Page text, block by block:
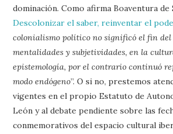
dominación. Como afirma Boaventura de
Descolonizar el saber, reinventar el
colonialismo político no significó el fin
mentalidades y subjetividades, en la
epistemología, por el contrario continuó
modo endógeno”. O si no, prestemos
vigentes en el propio Estatuto de
León y al debate pendiente sobre las
conmemorativos del espacio cultural